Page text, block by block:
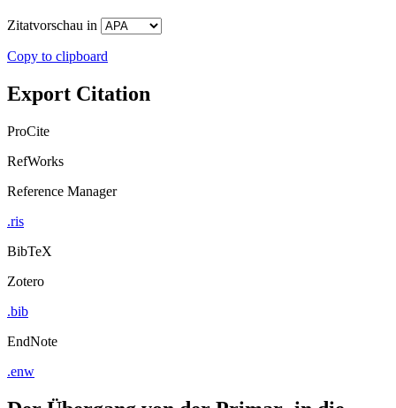
Zitatvorschau in
Copy to clipboard
Export Citation
ProCite
RefWorks
Reference Manager
.ris
BibTeX
Zotero
.bib
EndNote
.enw